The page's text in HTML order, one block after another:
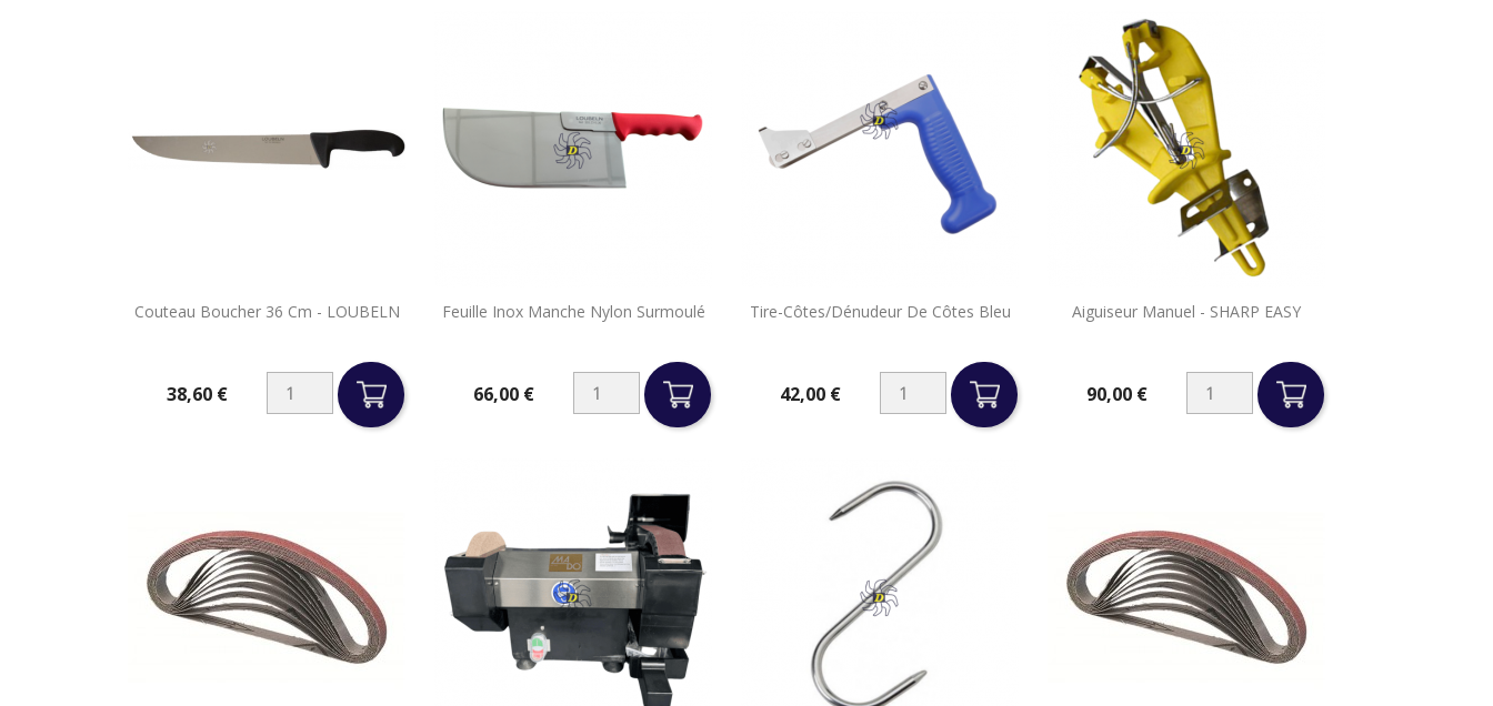
Couteau Boucher 36 Cm - LOUBELN
38,60 €
Aperçu rapide Feuille Inox Manche Nylon Surmoulé
66,00 €
Aperçu rapide Tire-Côtes/Dénudeur De Côtes Bleu
42,00 €
Aperçu rapide Aiguiseur Manuel - SHARP EASY
90,00 €
Aperçu rapide